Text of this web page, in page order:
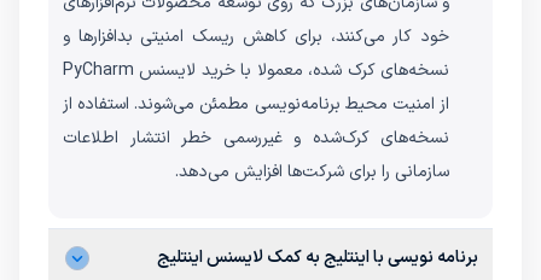
خود کار می‌کنند، برای کاهش ریسک امنیتی بدافزارها و
نسخه‌های کرک شده، معمولا با خرید لایسنس PyCharm
از امنیت محیط‌ برنامه‌نویسی مطمئن می‌شوند. استفاده از
نسخه‌های کرک‌شده و غیررسمی خطر انتشار اطلاعات
سازمانی را برای شرکت‌ها افزایش می‌دهد.
برنامه نویسی با اینتلیج به کمک لایسنس اینتلیج